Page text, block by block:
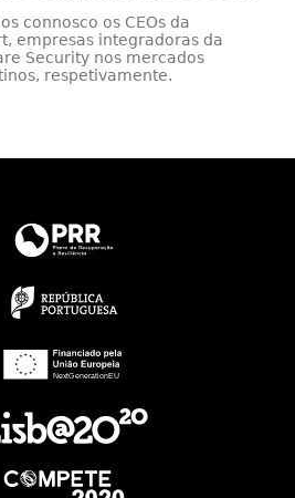
connosco os CEOs da
empresas integradoras da
Security nos mercados
respetivamente.